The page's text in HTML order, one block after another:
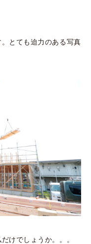
とても迫力のある写真
けでしょうか。。。